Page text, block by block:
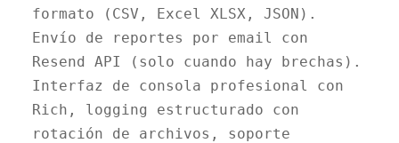
formato (CSV, Excel XLSX, JSON).
Envío de reportes por email con
Resend API (solo cuando hay brechas).
Interfaz de consola profesional con
Rich, logging estructurado con
rotación de archivos, soporte